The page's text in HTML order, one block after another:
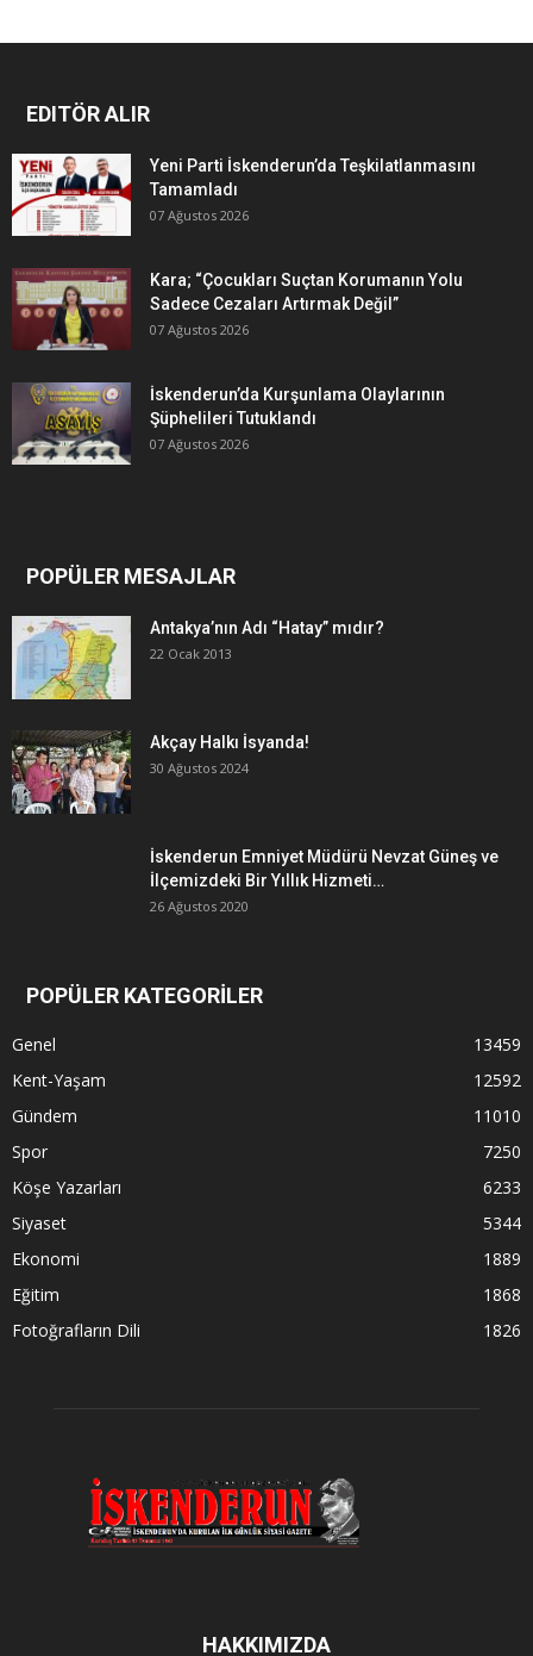
EDITÖR ALIR
Yeni Parti İskenderun’da Teşkilatlanmasını
Tamamladı
07 Ağustos 2026
Kara; “Çocukları Suçtan Korumanın Yolu
Sadece Cezaları Artırmak Değil”
07 Ağustos 2026
İskenderun’da Kurşunlama Olaylarının
Şüphelileri Tutuklandı
07 Ağustos 2026
POPÜLER MESAJLAR
Antakya’nın Adı “Hatay” mıdır?
22 Ocak 2013
Akçay Halkı İsyanda!
30 Ağustos 2024
İskenderun Emniyet Müdürü Nevzat Güneş ve
İlçemizdeki Bir Yıllık Hizmeti…
26 Ağustos 2020
POPÜLER KATEGORİLER
Genel
13459
Kent-Yaşam
12592
Gündem
11010
Spor
7250
Köşe Yazarları
6233
Siyaset
5344
Ekonomi
1889
Eğitim
1868
Fotoğrafların Dili
1826
HAKKIMIZDA